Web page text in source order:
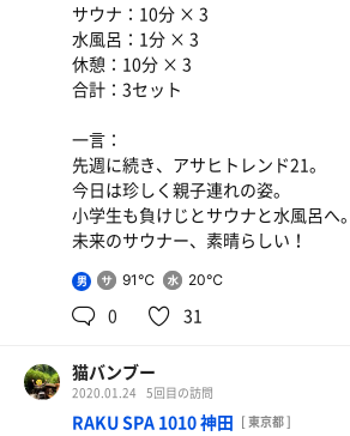
サウナ：10分 × 3
水風呂：1分 × 3
休憩：10分 × 3
合計：3セット
一言：
先週に続き、アサヒトレンド21。
今日は珍しく親子連れの姿。
小学生も負けじとサウナと水風呂へ。
未来のサウナー、素晴らしい！
男 91℃ 20℃
0 31
猫バンブー
2020.01.24 5回目の訪問
RAKU SPA 1010 神田 [ 東京都 ]